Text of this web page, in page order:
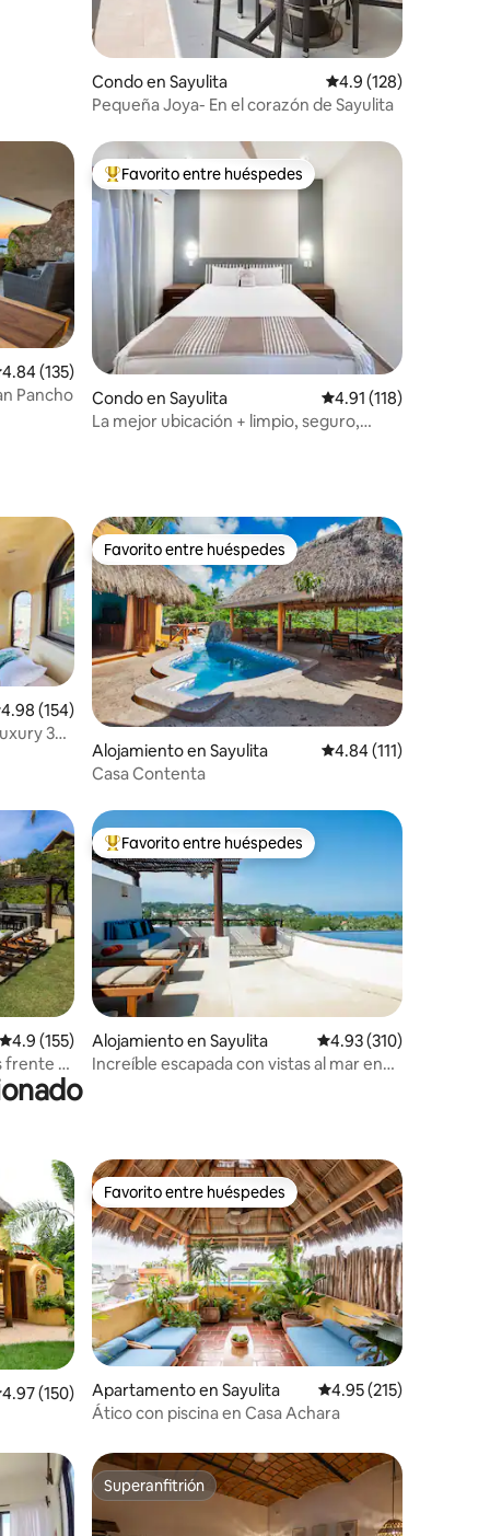
Condo en Sayulita Calificación
4.9 (128)
Pequeña Joya- En el corazón de Sayulita
promedio: 4.84 de 5, 135 reseñas
4.84 (135)
Pancho
Favorito entre huéspedes preferido
Favorito entre huéspedes
Condo en Sayulita Calificación promedio:
4.91 (118)
La mejor ubicación + limpio, seguro,
promedio: 4.98 de 5, 154 reseñas
4.98 (154)
Favorito entre huéspedes
Favorito entre huéspedes
Alojamiento en Sayulita Calificación promedio:
4.84 (111)
Casa Contenta
Calificación promedio: 4.9 de 5, 155 reseñas
4.9 (155)
frente a
Favorito entre huéspedes preferido
Favorito entre huéspedes
Alojamiento en Sayulita Calificación promedio:
4.93 (310)
Increíble escapada con vistas al mar en
promedio: 4.97 de 5, 150 reseñas
4.97 (150)
Favorito entre huéspedes
Favorito entre huéspedes
Apartamento en Sayulita Calificación promedio:
4.95 (215)
Ático con piscina en Casa Achara
Superanfitrión
Superanfitrión